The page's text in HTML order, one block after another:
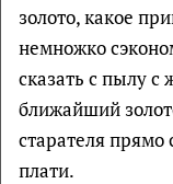
золото, какое
немножко
сказать с пылу с
ближайший
старателя прямо
плати.